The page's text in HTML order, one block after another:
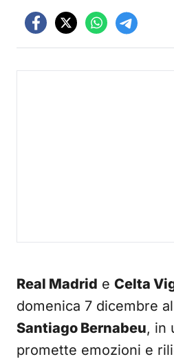
Real Madrid e Celta
domenica 7 dicembre
Santiago Bernabeu, in
promette emozioni e